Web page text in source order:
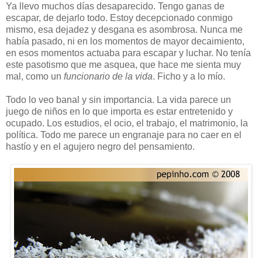
Ya llevo muchos días desaparecido. Tengo ganas de
escapar, de dejarlo todo. Estoy decepcionado conmigo
mismo, esa dejadez y desgana es asombrosa. Nunca me
había pasado, ni en los momentos de mayor decaimiento,
en esos momentos actuaba para escapar y luchar. No tenía
este pasotismo que me asquea, que hace me sienta muy
mal, como un funcionario de la vida. Ficho y a lo mío.
Todo lo veo banal y sin importancia. La vida parece un
juego de niños en lo que importa es estar entretenido y
ocupado. Los estudios, el ocio, el trabajo, el matrimonio, la
política. Todo me parece un engranaje para no caer en el
hastío y en el agujero negro del pensamiento.